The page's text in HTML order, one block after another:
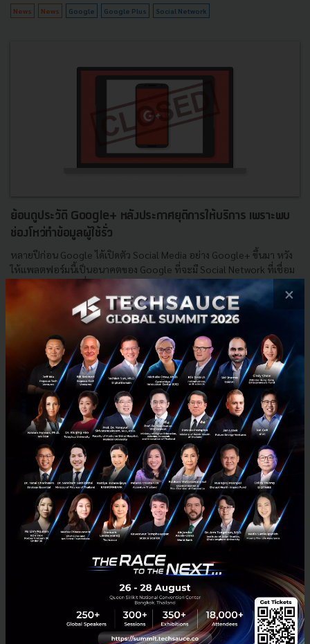
News News Google Google Plus Social Network
ย้อนดูประวัติ Google+ หลังประกาศยุติการให้บริการ เพราะพบ
ช่องโหว่ทำข้อมูลผู้ใช้รั่ว
หลายปีก่อน Google ได้เปิดตัว Social Media อย่าง Google+ ขึ้นมา หวัง
ให้แพลตฟอร์มนี้เป็นอนาคตของ Google ที่จะมี Social Network ที่เชื่อม
โยงเข้ากับสู่บริการอื่นๆ ของตัวเองได้หมด แต่เก...
| ByJenpasit Puprasert
Tech & Biz Google Google Plus Social Media Social Network
Facebook เปิดตัวโฆษณาคั่นระหว่างคลิปในอีก 21 ประเทศ
ก่อนหน้านี้ Facebook เปิดตัว Ad Break ฟีเจอร์ช่วงพักโฆษณาสำหรับ
คลิปวีดีโอบนเพจ เปิดช่องให้คนทำเพจที่เป็นผู้ผลิตคอนเทนต์สร้างรายได้
จากวิดีโอแบบยาวครั้งแรกเมื่อเดือนสิงหาคม 2561 ใน 5...
กันยายน 25, 2018| ByTechsauce Team
×